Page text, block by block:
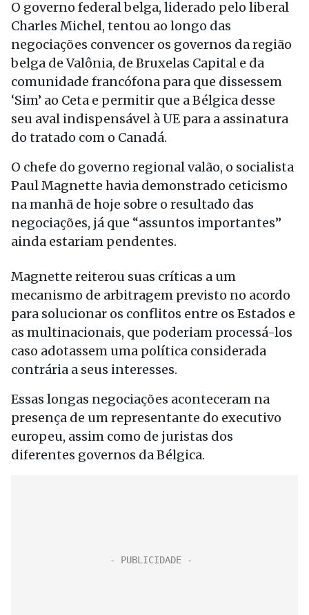
O governo federal belga, liderado pelo liberal
Charles Michel, tentou ao longo das
negociações convencer os governos da região
belga de Valônia, de Bruxelas Capital e da
comunidade francófona para que dissessem
‘Sim’ ao Ceta e permitir que a Bélgica desse
seu aval indispensável à UE para a assinatura
do tratado com o Canadá.
O chefe do governo regional valão, o socialista
Paul Magnette havia demonstrado ceticismo
na manhã de hoje sobre o resultado das
negociações, já que “assuntos importantes”
ainda estariam pendentes.
Magnette reiterou suas críticas a um
mecanismo de arbitragem previsto no acordo
para solucionar os conflitos entre os Estados e
as multinacionais, que poderiam processá-los
caso adotassem uma política considerada
contrária a seus interesses.
Essas longas negociações aconteceram na
presença de um representante do executivo
europeu, assim como de juristas dos
diferentes governos da Bélgica.